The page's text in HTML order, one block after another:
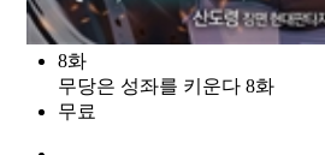
8화
무당은 성좌를 키운다 8화
무료